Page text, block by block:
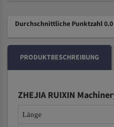
Durchschnittliche Punktzahl
PRODUKTBESCHREIBUNG
ZHEJIA RUIXIN
Länge